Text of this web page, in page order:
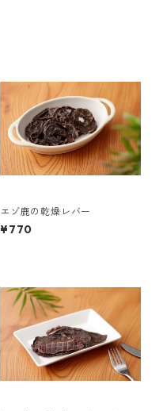
エゾ鹿の乾燥レバー
¥770